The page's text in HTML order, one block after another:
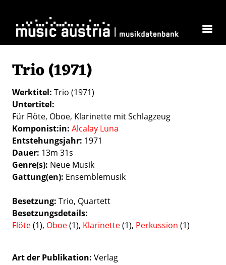
Trio (1971)
Werktitel Trio (1971)
Untertitel
Für Flöte, Oboe, Klarinette mit Schlagzeug
Komponist:in Alcalay Luna
Entstehungsjahr 1971
Dauer 13m 31s
Genre(s) Neue Musik
Gattung(en) Ensemblemusik
Besetzung Trio Quartett
Besetzungsdetails
Flöte(1), Oboe(1), Klarinette(1), Perkussion (1)
Art der Publikation Verlag